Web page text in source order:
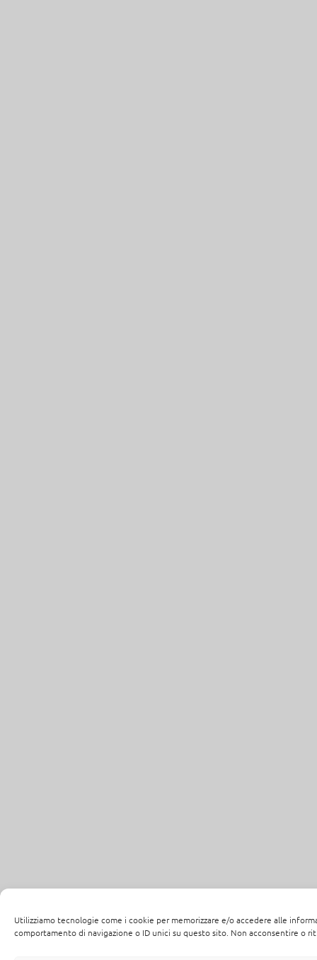
Utilizziamo tecnologie come i cookie per memorizzare e/o accedere alle
comportamento di navigazione o ID unici su questo sito. Non acconsentire o